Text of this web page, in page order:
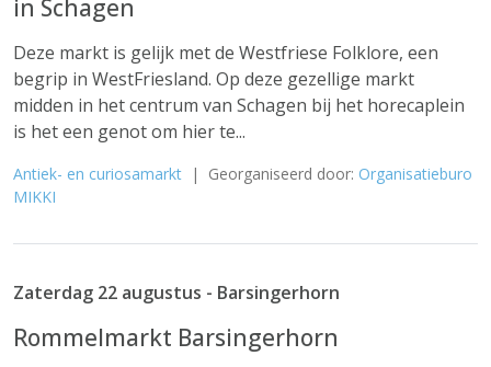
in Schagen
Deze markt is gelijk met de Westfriese Folklore, een
begrip in WestFriesland. Op deze gezellige markt
midden in het centrum van Schagen bij het horecaplein
is het een genot om hier te...
Antiek- en curiosamarkt | Georganiseerd door: Organisatieburo
MIKKI
Zaterdag 22 augustus - Barsingerhorn
Rommelmarkt Barsingerhorn